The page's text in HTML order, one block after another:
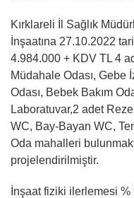
Kırklareli İl Sağlık
İnşaatına 27.10.2022
4.984.000 + KDV TL 4
Müdahale Odası, Gebe
Odası, Bebek Bakım
Laboratuvar,2 adet
WC, Bay-Bayan WC,
Oda mahalleri
projelendirilmiştir.
İnşaat fiziki ilerlemesi